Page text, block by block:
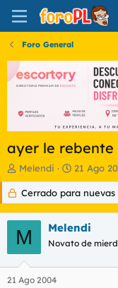
Foro General
ayer le rebente
I
n
c
i
a
d
o
r
d
Melendi
F
e
c
h
d
e
n
21 Ago
Cerrado para nuevas
M Melendi
Novato de
21 Ago 2004